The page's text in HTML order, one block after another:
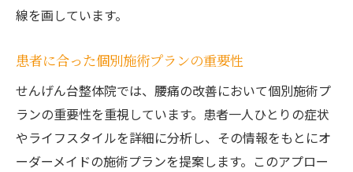
線を画しています。
患者に合った個別施術プランの重要性
せんげん台整体院では、腰痛の改善において個別施術プ
ランの重要性を重視しています。患者一人ひとりの症状
やライフスタイルを詳細に分析し、その情報をもとにオ
ーダーメイドの施術プランを提案します。このアプロー